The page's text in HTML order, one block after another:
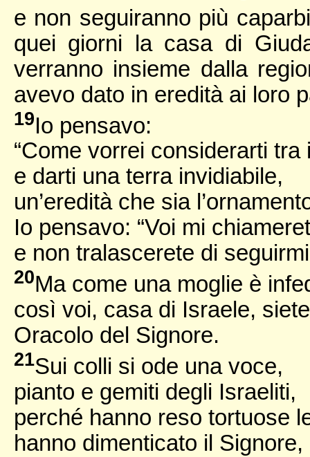
e non seguiranno più
quei giorni la casa di
verranno insieme dalla
avevo dato in eredità ai loro
19Io pensavo:
“Come vorrei considerarti tra
e darti una terra invidiabile,
un’eredità che sia
Io pensavo: “Voi mi
e non tralascerete di
20Ma come una moglie è
così voi, casa di Israele,
Oracolo del Signore.
21Sui colli si ode una voce,
pianto e gemiti degli Israeliti,
perché hanno reso tortuose
hanno dimenticato il